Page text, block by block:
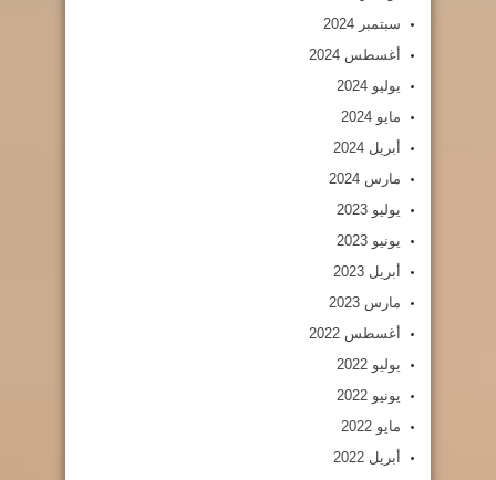
سبتمبر 2024
أغسطس 2024
يوليو 2024
مايو 2024
أبريل 2024
مارس 2024
يوليو 2023
يونيو 2023
أبريل 2023
مارس 2023
أغسطس 2022
يوليو 2022
يونيو 2022
مايو 2022
أبريل 2022